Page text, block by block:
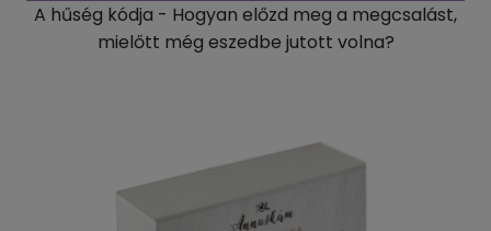
A hűség kódja - Hogyan előzd meg a megcsalást,
mielőtt még eszedbe jutott volna?